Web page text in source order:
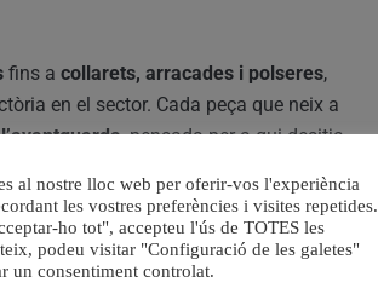
fins a collarets, arracades i polseres,
en el sector. Cada peça que neix a
, pensada per a qui desitja
a mida, que permet als clients
al nostre lloc web per oferir-vos l'experiència
les vostres preferències i visites repetides.
ho tot", accepteu l'ús de TOTES les
podeu visitar "Configuració de les galetes"
un consentiment controlat.